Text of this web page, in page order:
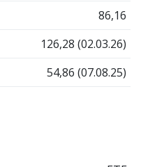
86,16
126,28 (02.03.26)
54,86 (07.08.25)